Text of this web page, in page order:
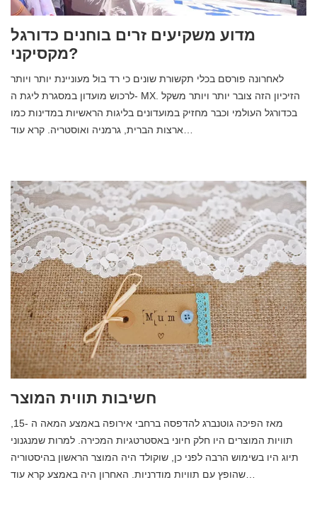
מדוע משקיעים זרים בוחנים כדורגל
מקסיקני?
לאחרונה פורסם בכלי תקשורת שונים כי רד בול מעוניינת יותר ויותר
לרכוש מועדון במסגרת ליגת ה- MX. הזיכיון הזה צובר יותר ויותר משקל
בכדורגל העולמי וכבר מחזיק במועדונים בליגות הראשיות במדינות כמו
ארצות הברית, גרמניה ואוסטריה. קרא עוד…
חשיבות תווית המוצר
תוויות המוצרים היו חלק חיוני באסטרטגיות המכירה. למרות שמנגנוני
תיוג היו בשימוש הרבה לפני כן, שוקולד היה המוצר הראשון בהיסטוריה